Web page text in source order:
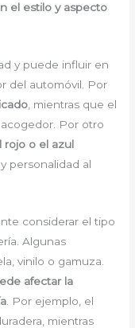
el estilo y aspecto
y puede influir en
del automóvil. Por
, mientras que el
Por otro
rojo o el azul
personalidad al
considerar el tipo
Algunas
vinilo o gamuza.
afectar la
. Por ejemplo, el
mientras